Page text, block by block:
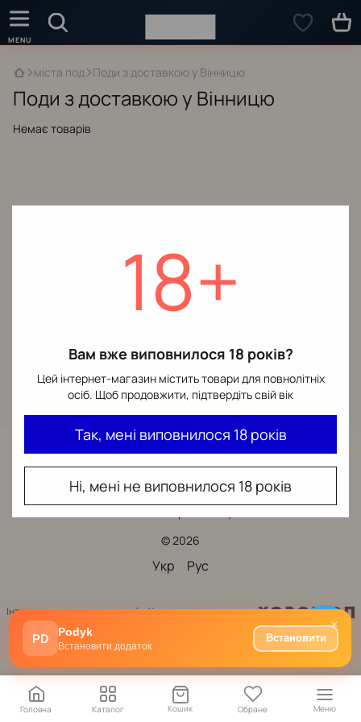
18+
Вам вже виповнилося 18 років?
Цей інтернет-магазин містить товари для повнолітніх
осіб. Щоб продовжити, підтвердіть свій вік
Так, мені виповнилося 18 років
Ні, мені не виповнилося 18 років
міста под Поди з доставкою у Вінницю
Поди з доставкою у Вінницю
Немає товарів
073-387-76-72
Контактна інформація
© 2026
Укр Рус
Інтернет-магазин створений з Хорошоп
Головна Каталог Кошик Обране Меню
×
PD Podyk
Встановити додаток
Встановити